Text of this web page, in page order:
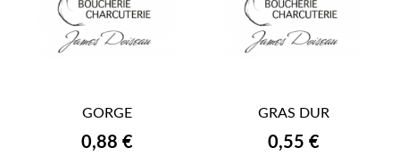
GORGE
Prix
0,88 €
GRAS DUR
Prix
0,55 €